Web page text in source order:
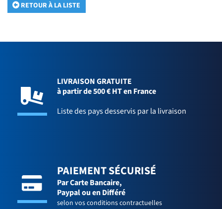
RETOUR À LA LISTE
LIVRAISON GRATUITE
à partir de 500 € HT en France
Liste des pays desservis par la livraison
PAIEMENT SÉCURISÉ
Par Carte Bancaire,
Paypal ou en Différé
selon vos conditions contractuelles